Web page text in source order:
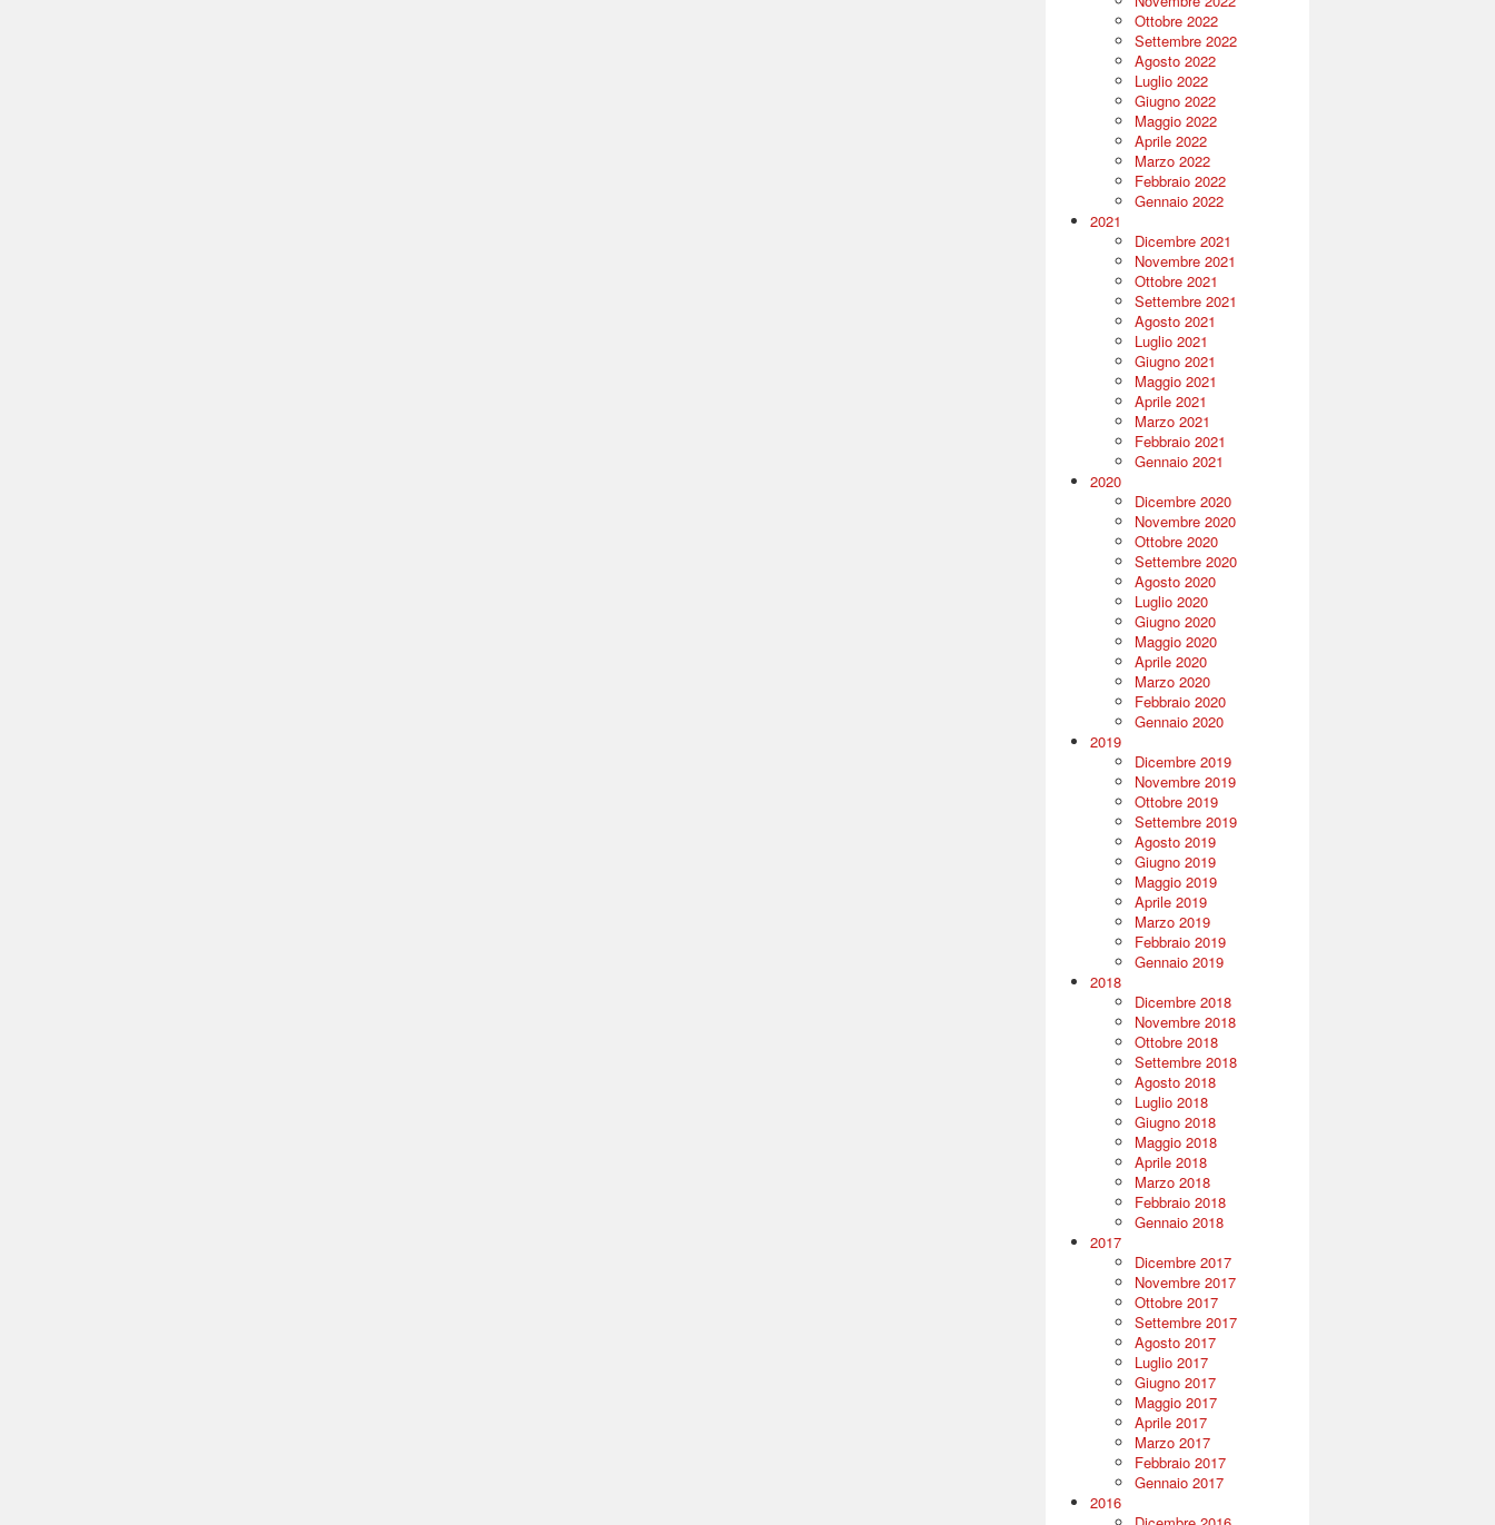
Ottobre 2022
Settembre 2022
Agosto 2022
Luglio 2022
Giugno 2022
Maggio 2022
Aprile 2022
Marzo 2022
Febbraio 2022
Gennaio 2022
2021
Dicembre 2021
Novembre 2021
Ottobre 2021
Settembre 2021
Agosto 2021
Luglio 2021
Giugno 2021
Maggio 2021
Aprile 2021
Marzo 2021
Febbraio 2021
Gennaio 2021
2020
Dicembre 2020
Novembre 2020
Ottobre 2020
Settembre 2020
Agosto 2020
Luglio 2020
Giugno 2020
Maggio 2020
Aprile 2020
Marzo 2020
Febbraio 2020
Gennaio 2020
2019
Dicembre 2019
Novembre 2019
Ottobre 2019
Settembre 2019
Agosto 2019
Giugno 2019
Maggio 2019
Aprile 2019
Marzo 2019
Febbraio 2019
Gennaio 2019
2018
Dicembre 2018
Novembre 2018
Ottobre 2018
Settembre 2018
Agosto 2018
Luglio 2018
Giugno 2018
Maggio 2018
Aprile 2018
Marzo 2018
Febbraio 2018
Gennaio 2018
2017
Dicembre 2017
Novembre 2017
Ottobre 2017
Settembre 2017
Agosto 2017
Luglio 2017
Giugno 2017
Maggio 2017
Aprile 2017
Marzo 2017
Febbraio 2017
Gennaio 2017
2016